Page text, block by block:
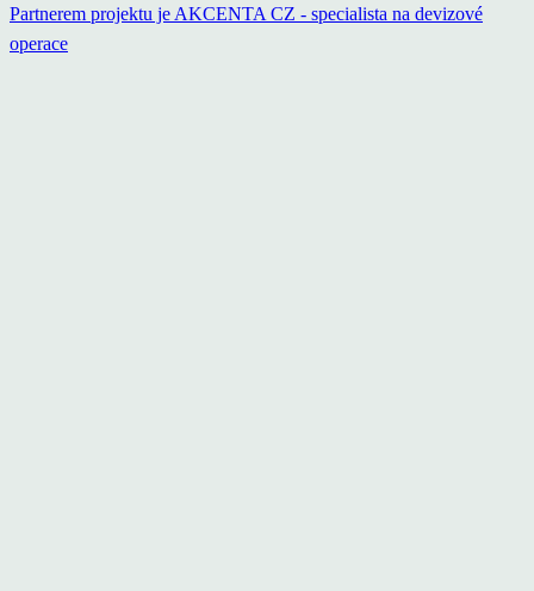
Partnerem projektu je AKCENTA CZ - specialista na devizové
operace